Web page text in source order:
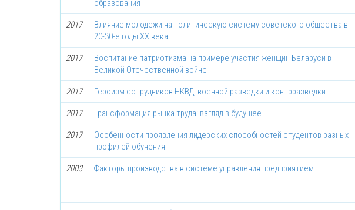
образования
2017
Влияние молодежи на политическую систему советского общества в
20-30-е годы ХХ века
2017
Воспитание патриотизма на примере участия женщин Беларуси в
Великой Отечественной войне
2017 Героизм сотрудников НКВД, военной разведки и контрразведки
2017 Трансформация рынка труда: взгляд в будущее
2017
Особенности проявления лидерских способностей студентов разных
профилей обучения
2003 Факторы производства в системе управления предприятием